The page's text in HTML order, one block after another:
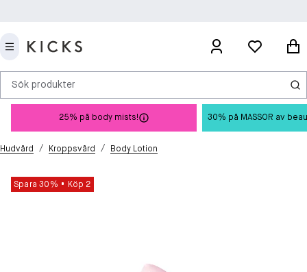
Sök produkter
25% på body mists! 30% på MASSOR av
Hudvård / Kroppsvård / Body Lotion
Spara 30% Köp 2